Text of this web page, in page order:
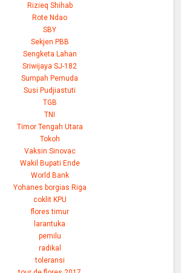
Rizieq Shihab
Rote Ndao
SBY
Sekjen PBB
Sengketa Lahan
Sriwijaya SJ-182
Sumpah Pemuda
Susi Pudjiastuti
TGB
TNI
Timor Tengah Utara
Tokoh
Vaksin Sinovac
Wakil Bupati Ende
World Bank
Yohanes borgias Riga
coklit KPU
flores timur
larantuka
pemilu
radikal
toleransi